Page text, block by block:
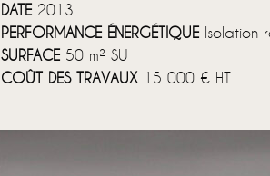
DATE 2013
PERFORMANCE ÉNERGÉTIQUE Isolation
SURFACE 50 m² SU
COÛT DES TRAVAUX 15 000 € HT